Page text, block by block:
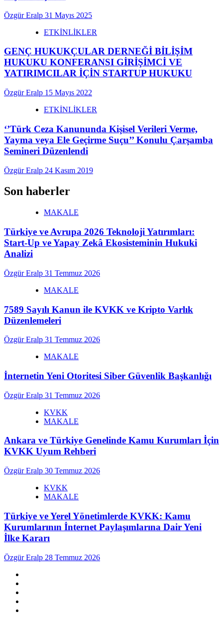
Özgür Eralp 31 Mayıs 2025
ETKİNLİKLER
GENÇ HUKUKÇULAR DERNEĞİ BİLİŞİM
HUKUKU KONFERANSI GİRİŞİMCİ VE
YATIRIMCILAR İÇİN STARTUP HUKUKU
Özgür Eralp 15 Mayıs 2022
ETKİNLİKLER
‘’Türk Ceza Kanununda Kişisel Verileri Verme,
Yayma veya Ele Geçirme Suçu’’ Konulu Çarşamba
Semineri Düzenlendi
Özgür Eralp 24 Kasım 2019
Son haberler
MAKALE
Türkiye ve Avrupa 2026 Teknoloji Yatırımları:
Start-Up ve Yapay Zekâ Ekosisteminin Hukuki
Analizi
Özgür Eralp 31 Temmuz 2026
MAKALE
7589 Sayılı Kanun ile KVKK ve Kripto Varlık
Düzenlemeleri
Özgür Eralp 31 Temmuz 2026
MAKALE
İnternetin Yeni Otoritesi Siber Güvenlik Başkanlığı
Özgür Eralp 31 Temmuz 2026
KVKK
MAKALE
Ankara ve Türkiye Genelinde Kamu Kurumları İçin
KVKK Uyum Rehberi
Özgür Eralp 30 Temmuz 2026
KVKK
MAKALE
Türkiye ve Yerel Yönetimlerde KVKK: Kamu
Kurumlarının İnternet Paylaşımlarına Dair Yeni
İlke Kararı
Özgür Eralp 28 Temmuz 2026